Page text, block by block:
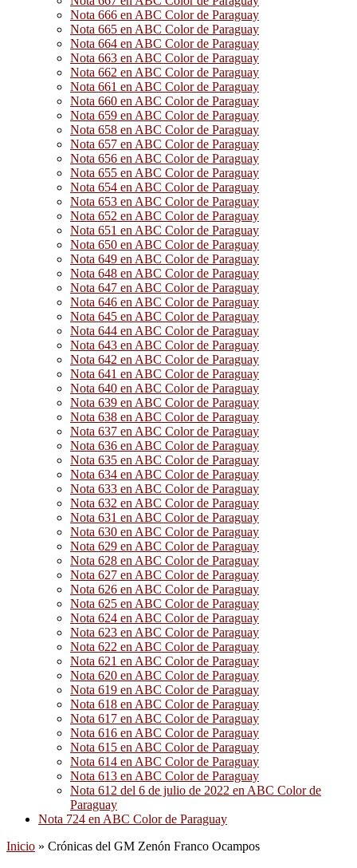
Nota 666 en ABC Color de Paraguay
Nota 665 en ABC Color de Paraguay
Nota 664 en ABC Color de Paraguay
Nota 663 en ABC Color de Paraguay
Nota 662 en ABC Color de Paraguay
Nota 661 en ABC Color de Paraguay
Nota 660 en ABC Color de Paraguay
Nota 659 en ABC Color de Paraguay
Nota 658 en ABC Color de Paraguay
Nota 657 en ABC Color de Paraguay
Nota 656 en ABC Color de Paraguay
Nota 655 en ABC Color de Paraguay
Nota 654 en ABC Color de Paraguay
Nota 653 en ABC Color de Paraguay
Nota 652 en ABC Color de Paraguay
Nota 651 en ABC Color de Paraguay
Nota 650 en ABC Color de Paraguay
Nota 649 en ABC Color de Paraguay
Nota 648 en ABC Color de Paraguay
Nota 647 en ABC Color de Paraguay
Nota 646 en ABC Color de Paraguay
Nota 645 en ABC Color de Paraguay
Nota 644 en ABC Color de Paraguay
Nota 643 en ABC Color de Paraguay
Nota 642 en ABC Color de Paraguay
Nota 641 en ABC Color de Paraguay
Nota 640 en ABC Color de Paraguay
Nota 639 en ABC Color de Paraguay
Nota 638 en ABC Color de Paraguay
Nota 637 en ABC Color de Paraguay
Nota 636 en ABC Color de Paraguay
Nota 635 en ABC Color de Paraguay
Nota 634 en ABC Color de Paraguay
Nota 633 en ABC Color de Paraguay
Nota 632 en ABC Color de Paraguay
Nota 631 en ABC Color de Paraguay
Nota 630 en ABC Color de Paraguay
Nota 629 en ABC Color de Paraguay
Nota 628 en ABC Color de Paraguay
Nota 627 en ABC Color de Paraguay
Nota 626 en ABC Color de Paraguay
Nota 625 en ABC Color de Paraguay
Nota 624 en ABC Color de Paraguay
Nota 623 en ABC Color de Paraguay
Nota 622 en ABC Color de Paraguay
Nota 621 en ABC Color de Paraguay
Nota 620 en ABC Color de Paraguay
Nota 619 en ABC Color de Paraguay
Nota 618 en ABC Color de Paraguay
Nota 617 en ABC Color de Paraguay
Nota 616 en ABC Color de Paraguay
Nota 615 en ABC Color de Paraguay
Nota 614 en ABC Color de Paraguay
Nota 613 en ABC Color de Paraguay
Nota 612 del 6 de julio de 2022 en ABC Color de
Paraguay
Nota 724 en ABC Color de Paraguay
Inicio » Crónicas del GM Zenón Franco Ocampos